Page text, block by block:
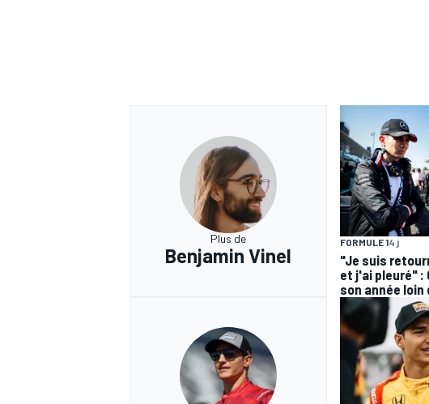
Plus de
Benjamin Vinel
FORMULE 14 j
"Je suis
et j'ai pleuré" :
son année loin